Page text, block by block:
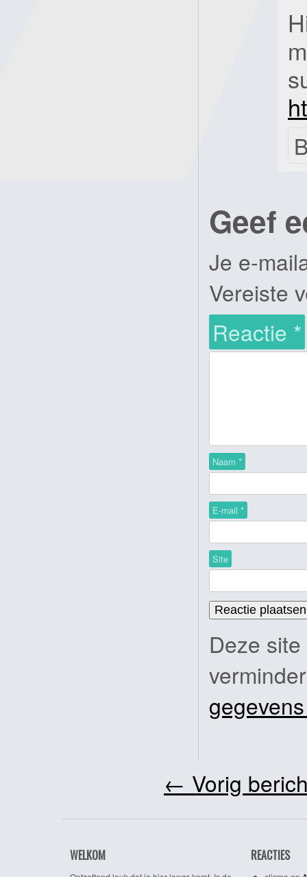
Geef
Je e-
Vereiste
Reactie *
Naam *
E-mail *
Site
Deze
← Vorig
WELKOM REACTIES